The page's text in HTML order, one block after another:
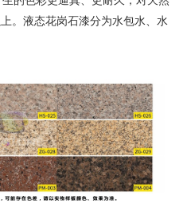
。液态花岗石漆分为水包水、水